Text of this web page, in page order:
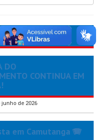
DO
CONTINUA EM
junho de 2026
em Camutanga 🪗